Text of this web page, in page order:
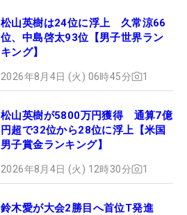
松山英樹は24位に浮上 久常涼66
位、中島啓太93位【男子世界ラン
キング】
2026年8月4日 (火) 06時45分 1
松山英樹が5800万円獲得 通算7億
円超で32位から28位に浮上【米国
男子賞金ランキング】
2026年8月4日 (火) 12時30分 1
鈴木愛が大会2勝目へ首位T発進